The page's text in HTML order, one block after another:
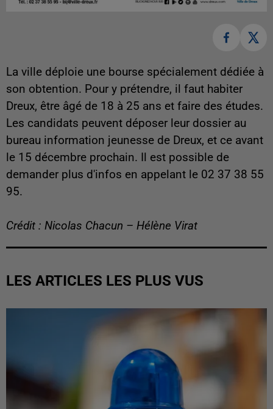
La ville déploie une bourse spécialement dédiée à
son obtention. Pour y prétendre, il faut habiter
Dreux, être âgé de 18 à 25 ans et faire des études.
Les candidats peuvent déposer leur dossier au
bureau information jeunesse de Dreux, et ce avant
le 15 décembre prochain. Il est possible de
demander plus d'infos en appelant le 02 37 38 55
95.
Crédit : Nicolas Chacun – Hélène Virat
LES ARTICLES LES PLUS VUS